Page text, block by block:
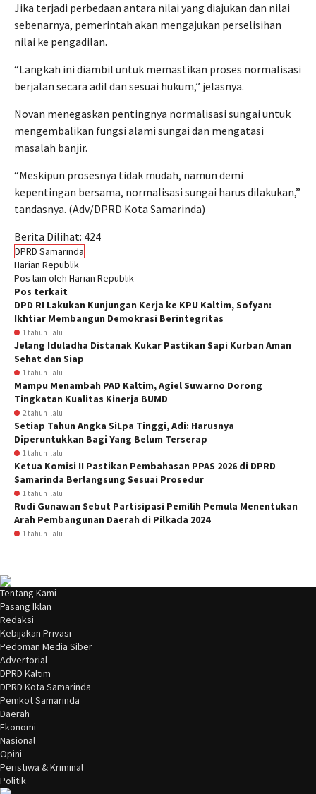
Jika terjadi perbedaan antara nilai yang diajukan dan nilai
sebenarnya, pemerintah akan mengajukan perselisihan
nilai ke pengadilan.
“Langkah ini diambil untuk memastikan proses normalisasi
berjalan secara adil dan sesuai hukum,” jelasnya.
Novan menegaskan pentingnya normalisasi sungai untuk
mengembalikan fungsi alami sungai dan mengatasi
masalah banjir.
“Meskipun prosesnya tidak mudah, namun demi
kepentingan bersama, normalisasi sungai harus dilakukan,”
tandasnya. (Adv/DPRD Kota Samarinda)
Berita Dilihat: 424
DPRD Samarinda
Harian Republik
Pos lain oleh Harian Republik
Pos terkait
DPD RI Lakukan Kunjungan Kerja ke KPU Kaltim, Sofyan:
Ikhtiar Membangun Demokrasi Berintegritas
1 tahun lalu
Jelang Iduladha Distanak Kukar Pastikan Sapi Kurban Aman
Sehat dan Siap
1 tahun lalu
Mampu Menambah PAD Kaltim, Agiel Suwarno Dorong
Tingkatan Kualitas Kinerja BUMD
2 tahun lalu
Setiap Tahun Angka SiLpa Tinggi, Adi: Harusnya
Diperuntukkan Bagi Yang Belum Terserap
1 tahun lalu
Ketua Komisi II Pastikan Pembahasan PPAS 2026 di DPRD
Samarinda Berlangsung Sesuai Prosedur
1 tahun lalu
Rudi Gunawan Sebut Partisipasi Pemilih Pemula Menentukan
Arah Pembangunan Daerah di Pilkada 2024
1 tahun lalu
Tentang Kami
Pasang Iklan
Redaksi
Kebijakan Privasi
Pedoman Media Siber
Advertorial
DPRD Kaltim
DPRD Kota Samarinda
Pemkot Samarinda
Daerah
Ekonomi
Nasional
Opini
Peristiwa & Kriminal
Politik